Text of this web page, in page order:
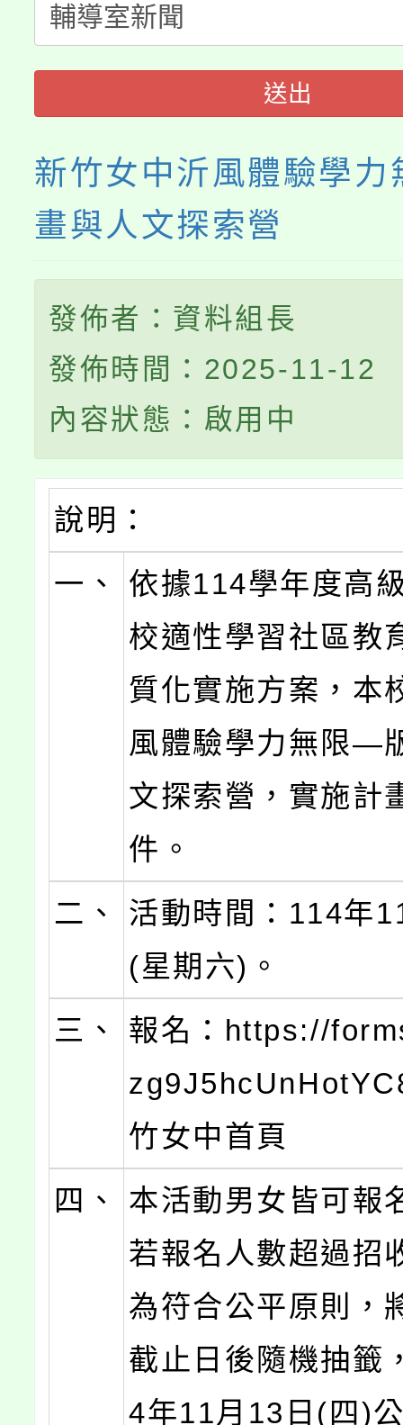
程
送出
新竹女中沂風體驗學
畫與人文探索營
發佈者：資料組長
發佈時間：2025-11-12
內容狀態：啟用中
說明：
一、
依據114學年度高
校適性學習社區教
質化實施方案，本
風體驗學力無限—
文探索營，實施計
件。
二、
活動時間：114年
(星期六)。
三、
報名：https://
竹女中首頁
四、
本活動男女皆可報
若報名人數超過招
為符合公平原則，
截止日後隨機抽籤
4年11月13日(四)